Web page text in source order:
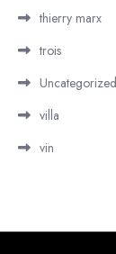
thierry marx
trois
Uncategorized
villa
vin